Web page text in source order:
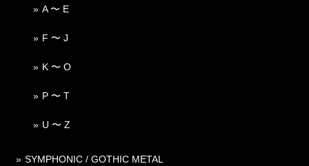
A 〜 E
F 〜 J
K 〜 O
P 〜 T
U 〜 Z
SYMPHONIC / GOTHIC METAL